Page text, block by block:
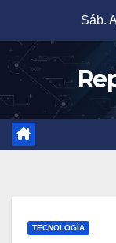
contenido
Sáb.
TECNOLOGÍA